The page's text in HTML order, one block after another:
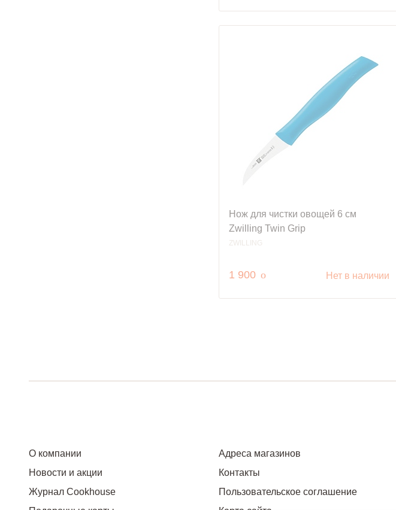
Нож для чистки овощей 6 см
Zwilling Twin Grip
ZWILLING
1 900 руб.
o Нет в наличии
О компании
Новости и акции
Журнал Cookhouse
Адреса магазинов
Контакты
Пользовательское соглашение